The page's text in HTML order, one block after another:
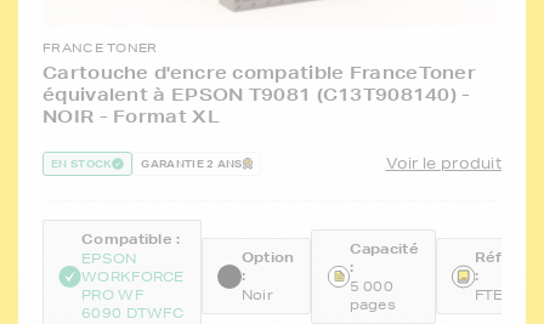
FRANCE TONER
Cartouche d'encre compatible FranceToner
équivalent à EPSON T9081 (C13T908140) -
NOIR - Format XL
EN STOCK GARANTIE 2 ANS Voir le produit
Compatible :
EPSON
WORKFORCE
PRO WF
6090 DTWFC
Option
:
Noir
Capacité
:
5 000
pages
: